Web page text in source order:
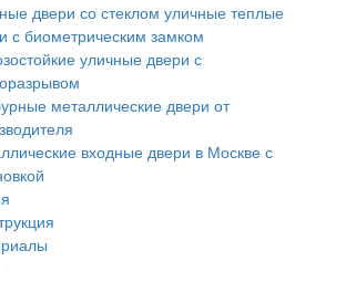
двери со стеклом уличные теплые
с биометрическим замком
уличные двери с
металлические двери от
входные двери в Москве с